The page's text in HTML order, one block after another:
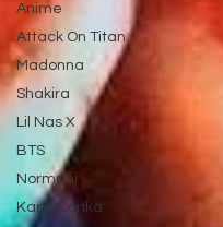
Anime
Attack On Titan
Madonna
Shakira
Lil Nas X
BTS
Normani
Karol Conká